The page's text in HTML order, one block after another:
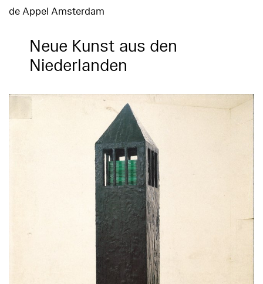
de Appel Amsterdam
Neue Kunst aus den
Niederlanden